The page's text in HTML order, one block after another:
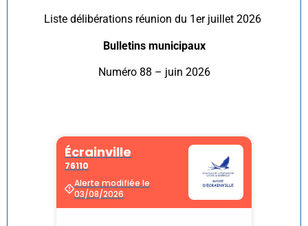
Liste délibérations réunion du 1er juillet 2026
Bulletins municipaux
Numéro 88 – juin 2026